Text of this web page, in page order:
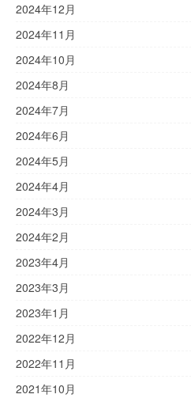
2024年12月
2024年11月
2024年10月
2024年8月
2024年7月
2024年6月
2024年5月
2024年4月
2024年3月
2024年2月
2023年4月
2023年3月
2023年1月
2022年12月
2022年11月
2021年10月